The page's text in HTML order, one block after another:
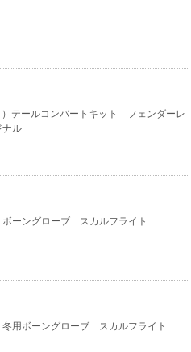
テールコンバートキット フェンダーレ
ル
ボーングローブ スカルフライト
冬用ボーングローブ スカルフライト